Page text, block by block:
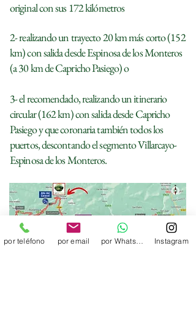
original con sus 172 kilómetros
2- realizando un trayecto 20 km más corto (152
km) con salida desde Espinosa de los Monteros
(a 30 km de Capricho Pasiego) o
3- el recomendado, realizando un itinerario
circular (162 km) con salida desde Capricho
Pasiego y que coronaria también todos los
puertos, descontando el segmento Villarcayo-
Espinosa de los Monteros.
por teléfono por email por Whatsapp Instagram